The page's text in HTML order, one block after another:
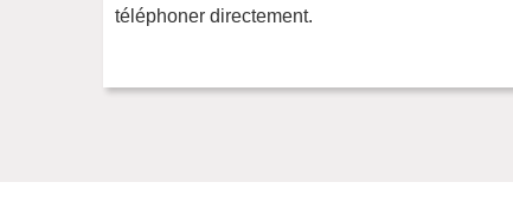
téléphoner directement.